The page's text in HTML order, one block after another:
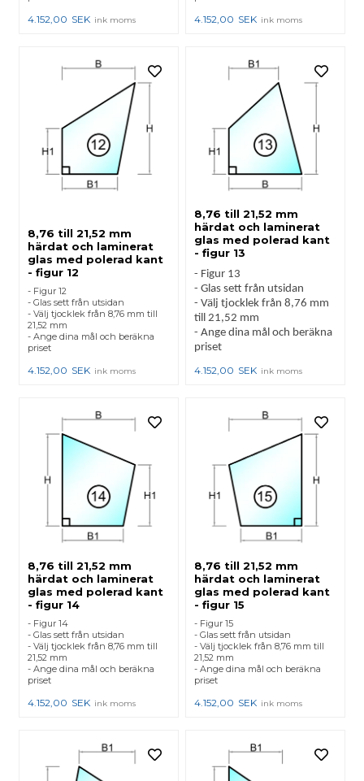
4.152,00 SEK ink moms 4.152,00 SEK ink moms
8,76 till 21,52 mm
härdat och laminerat
glas med polerad kant
- figur 12
- Figur 12
- Glas sett från utsidan
- Välj tjocklek från 8,76 mm till
21,52 mm
- Ange dina mål och beräkna
priset
4.152,00 SEK ink moms
8,76 till 21,52 mm
härdat och laminerat
glas med polerad kant
- figur 13
- Figur 13
- Glas sett från utsidan
- Välj tjocklek från 8,76 mm
till 21,52 mm
- Ange dina mål och beräkna
priset
4.152,00 SEK ink moms
8,76 till 21,52 mm
härdat och laminerat
glas med polerad kant
- figur 14
- Figur 14
- Glas sett från utsidan
- Välj tjocklek från 8,76 mm till
21,52 mm
- Ange dina mål och beräkna
priset
4.152,00 SEK ink moms
8,76 till 21,52 mm
härdat och laminerat
glas med polerad kant
- figur 15
- Figur 15
- Glas sett från utsidan
- Välj tjocklek från 8,76 mm till
21,52 mm
- Ange dina mål och beräkna
priset
4.152,00 SEK ink moms